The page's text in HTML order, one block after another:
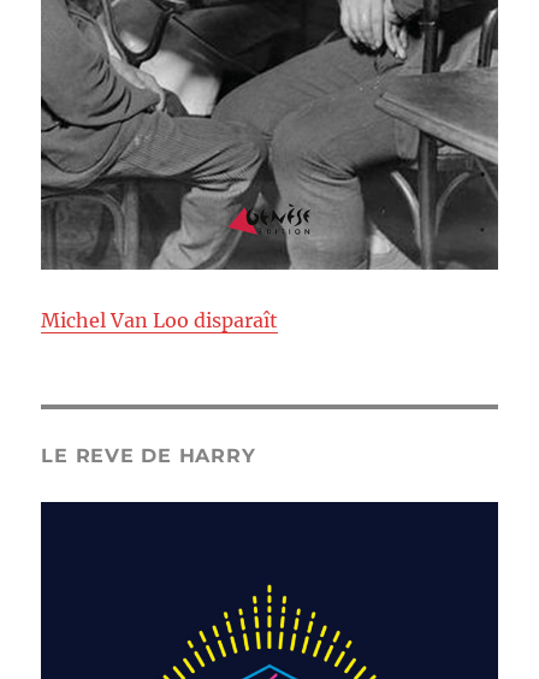
Michel Van Loo disparaît
LE REVE DE HARRY